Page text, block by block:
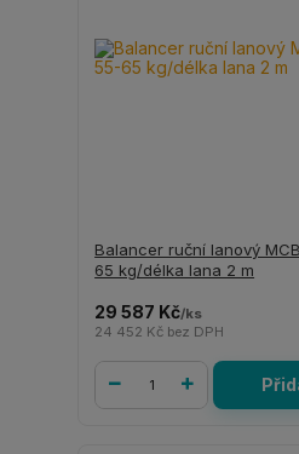
Balancer ruční lanový
65 kg/délka lana 2 m
29 587 Kč/ks
24 452 Kč bez DPH